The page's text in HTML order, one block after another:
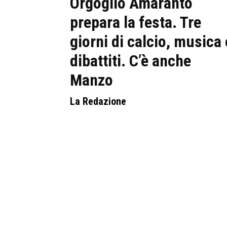
prepara la festa. Tre
giorni di calcio, musica
dibattiti. C’è anche
Manzo
La Redazione